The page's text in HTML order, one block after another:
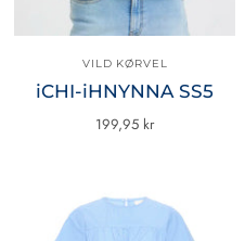
VILD KØRVEL
iCHI-iHNYNNA SS5
199,95 kr